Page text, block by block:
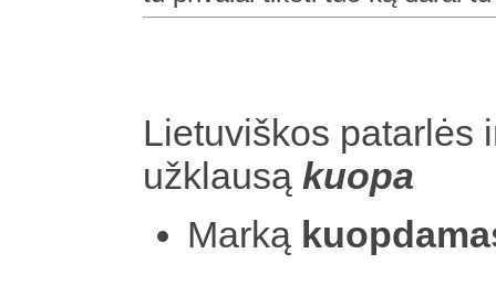
Lietuviškos patarlės
užklausą kuopa
Marką